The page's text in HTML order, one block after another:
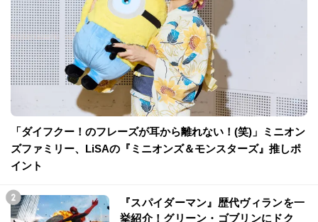
「ダイフクー！のフレーズが耳から離れない！(笑)」ミニオン
ズファミリー、LiSAの『ミニオンズ＆モンスターズ』推しポ
イント
『スパイダーマン』歴代ヴィランを一
挙紹介！グリーン・ゴブリンにドク